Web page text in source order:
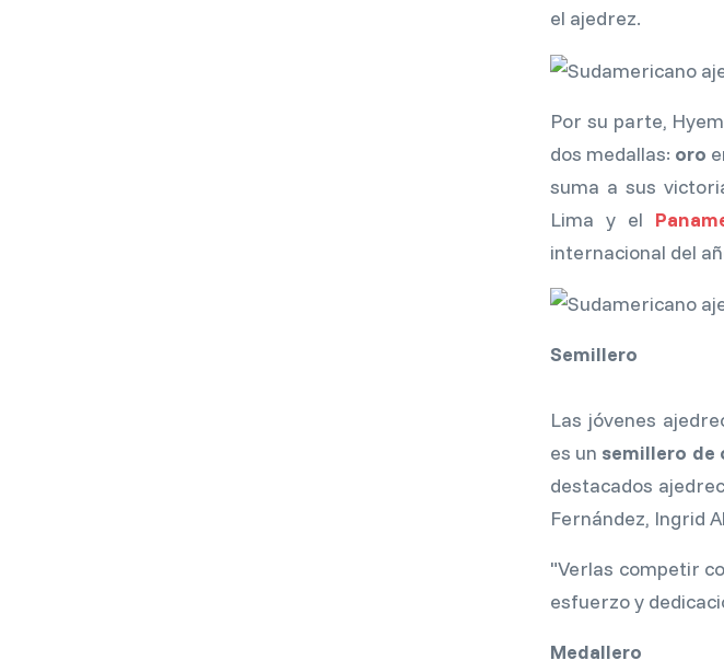
el ajedrez.
Por su parte,
dos medallas: oro
suma a sus
Lima y el
internacional del
Semillero
Las jóvenes
es un semillero de
destacados
Fernández, Ingrid
"Verlas competir
esfuerzo y
Medallero